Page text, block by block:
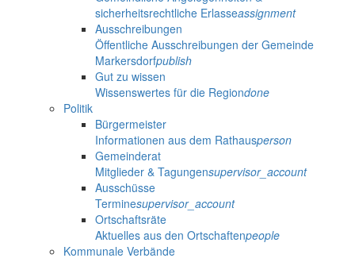
sicherheitsrechtliche Erlasseassignment
Ausschreibungen
Öffentliche Ausschreibungen der Gemeinde
Markersdorfpublish
Gut zu wissen
Wissenswertes für die Regiondone
Politik
Bürgermeister
Informationen aus dem Rathausperson
Gemeinderat
Mitglieder & Tagungensupervisor_account
Ausschüsse
Terminesupervisor_account
Ortschaftsräte
Aktuelles aus den Ortschaftenpeople
Kommunale Verbände